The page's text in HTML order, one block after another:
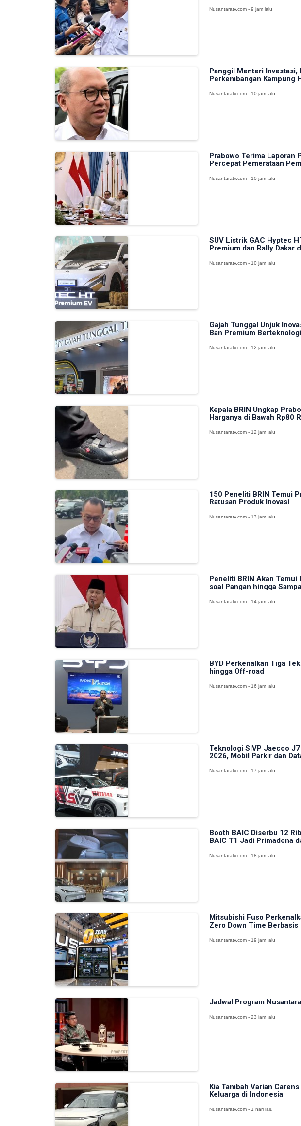
Nusantaratv.com - 9 jam lalu
Panggil Menteri Investasi,
Perkembangan Kampung
Nusantaratv.com - 10 jam lalu
Prabowo Terima Laporan
Percepat Pemerataan
Nusantaratv.com - 10 jam lalu
SUV Listrik GAC Hyptec
Premium dan Rally Dakar
Nusantaratv.com - 10 jam lalu
Gajah Tunggal Unjuk
Ban Premium
Nusantaratv.com - 12 jam lalu
Kepala BRIN Ungkap
Harganya di Bawah Rp80
Nusantaratv.com - 12 jam lalu
150 Peneliti BRIN Temui
Ratusan Produk Inovasi
Nusantaratv.com - 13 jam lalu
Peneliti BRIN Akan Temui
soal Pangan hingga
Nusantaratv.com - 14 jam lalu
BYD Perkenalkan Tiga
hingga Off-road
Nusantaratv.com - 16 jam lalu
Teknologi SIVP Jaecoo
2026, Mobil Parkir dan
Nusantaratv.com - 17 jam lalu
Booth BAIC Diserbu 12
BAIC T1 Jadi Primadona
Nusantaratv.com - 18 jam lalu
Mitsubishi Fuso
Zero Down Time Berbasis
Nusantaratv.com - 19 jam lalu
Jadwal Program
Nusantaratv.com - 23 jam lalu
Kia Tambah Varian
Keluarga di Indonesia
Nusantaratv.com - 1 hari lalu